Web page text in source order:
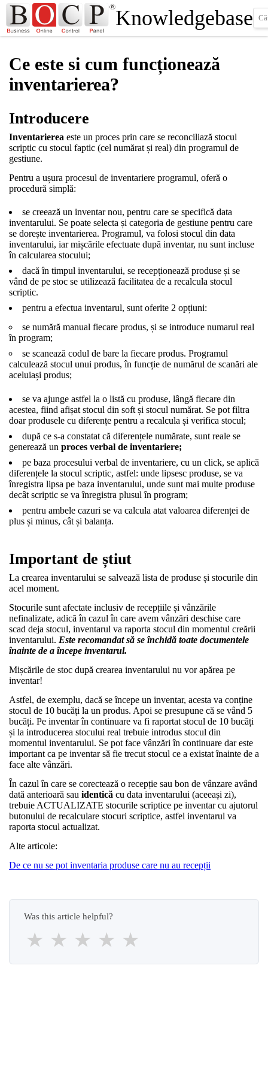
Knowledgebase
Ce este si cum funcționează
inventarierea?
Introducere
Inventarierea este un proces prin care se reconciliază stocul
scriptic cu stocul faptic (cel numărat și real) din programul de
gestiune.
Pentru a ușura procesul de inventariere programul, oferă o
procedură simplă:
se creează un inventar nou, pentru care se specifică data
inventarului. Se poate selecta și categoria de gestiune pentru care
se dorește inventarierea. Programul, va folosi stocul din data
inventarului, iar mișcările efectuate după inventar, nu sunt incluse
în calcularea stocului;
dacă în timpul inventarului, se recepționează produse și se
vând de pe stoc se utilizează facilitatea de a recalcula stocul
scriptic.
pentru a efectua inventarul, sunt oferite 2 opțiuni:
se numără manual fiecare produs, și se introduce numarul real
în program;
se scanează codul de bare la fiecare produs. Programul
calculează stocul unui produs, în funcție de numărul de scanări ale
aceluiași produs;
se va ajunge astfel la o listă cu produse, lângă fiecare din
acestea, fiind afișat stocul din soft și stocul numărat. Se pot filtra
doar produsele cu diferențe pentru a recalcula și verifica stocul;
după ce s-a constatat că diferențele numărate, sunt reale se
generează un proces verbal de inventariere;
pe baza procesului verbal de inventariere, cu un click, se aplică
diferențele la stocul scriptic, astfel: unde lipsesc produse, se va
înregistra lipsa pe baza inventarului, unde sunt mai multe produse
decât scriptic se va înregistra plusul în program;
pentru ambele cazuri se va calcula atat valoarea diferenței de
plus și minus, cât și balanța.
Important de știut
La crearea inventarului se salvează lista de produse și stocurile din
acel moment.
Stocurile sunt afectate inclusiv de recepțiile și vânzările
nefinalizate, adică în cazul în care avem vânzări deschise care
scad deja stocul, inventarul va raporta stocul din momentul creării
inventarului. Este recomandat să se închidă toate documentele
înainte de a începe inventarul.
Mișcările de stoc după crearea inventarului nu vor apărea pe
inventar!
Astfel, de exemplu, dacă se începe un inventar, acesta va conține
stocul de 10 bucăți la un produs. Apoi se presupune că se vând 5
bucăți. Pe inventar în continuare va fi raportat stocul de 10 bucăți
și la introducerea stocului real trebuie introdus stocul din
momentul inventarului. Se pot face vânzări în continuare dar este
important ca pe inventar să fie trecut stocul ce a existat înainte de a
face alte vânzări.
În cazul în care se corectează o recepție sau bon de vânzare având
dată anterioară sau identică cu data inventarului (aceeași zi),
trebuie ACTUALIZATE stocurile scriptice pe inventar cu ajutorul
butonului de recalculare stocuri scriptice, astfel inventarul va
raporta stocul actualizat.
Alte articole:
De ce nu se pot inventaria produse care nu au recepții
Was this article helpful?
★ ★ ★ ★ ★